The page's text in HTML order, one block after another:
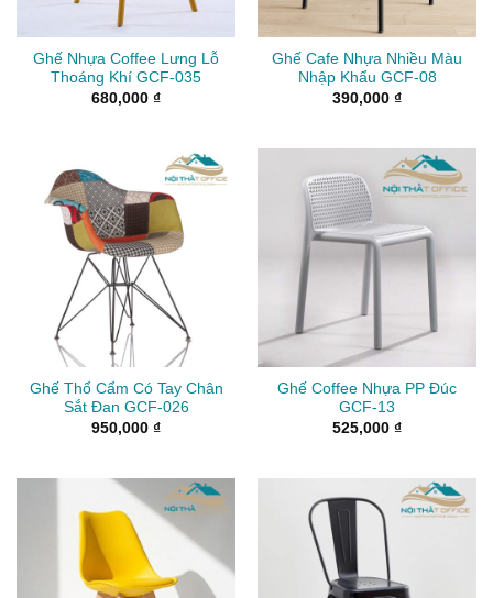
Ghế Nhựa Coffee Lưng Lỗ
Thoáng Khí GCF-035
680,000 ₫
Ghế Cafe Nhựa Nhiều Màu
Nhập Khẩu GCF-08
390,000 ₫
Ghế Thổ Cẩm Có Tay Chân
Sắt Đan GCF-026
950,000 ₫
Ghế Coffee Nhựa PP Đúc
GCF-13
525,000 ₫